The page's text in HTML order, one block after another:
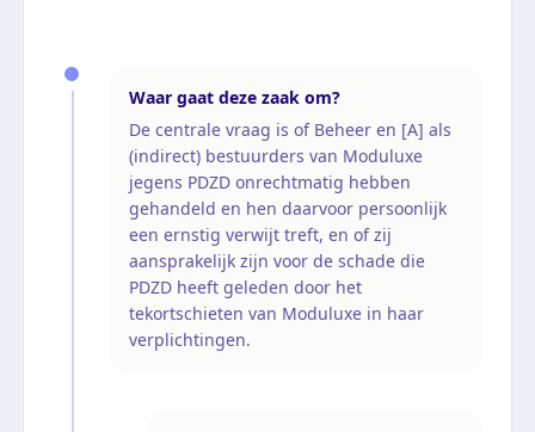
Waar gaat deze zaak om?
De centrale vraag is of Beheer en [A] als
(indirect) bestuurders van Moduluxe
jegens PDZD onrechtmatig hebben
gehandeld en hen daarvoor persoonlijk
een ernstig verwijt treft, en of zij
aansprakelijk zijn voor de schade die
PDZD heeft geleden door het
tekortschieten van Moduluxe in haar
verplichtingen.